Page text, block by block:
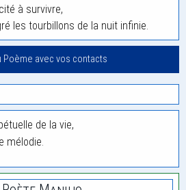
à survivre,
les tourbillons de la nuit infinie.
Poème avec vos contacts
de la vie,
mélodie.